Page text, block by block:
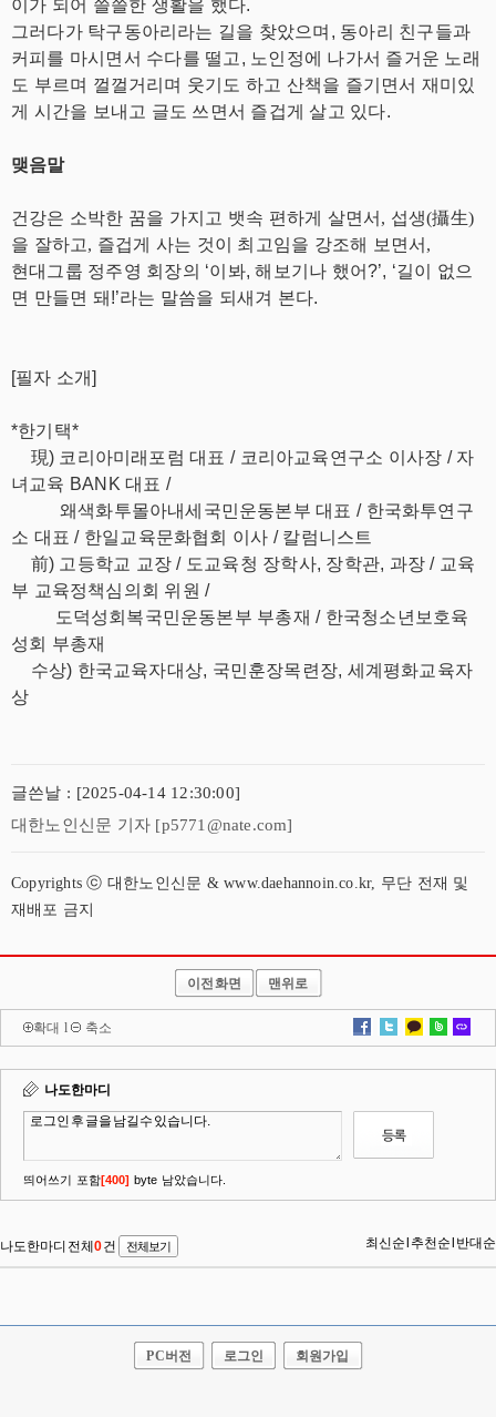
이가 되어 쓸쓸한 생활을 했다.
그러다가 탁구동아리라는 길을 찾았으며, 동아리 친구들과
커피를 마시면서 수다를 떨고, 노인정에 나가서 즐거운 노래
도 부르며 껄껄거리며 웃기도 하고 산책을 즐기면서 재미있
게 시간을 보내고 글도 쓰면서 즐겁게 살고 있다.
맺음말
건강은 소박한 꿈을 가지고 뱃속 편하게 살면서, 섭생(攝生)
을 잘하고, 즐겁게 사는 것이 최고임을 강조해 보면서,
현대그룹 정주영 회장의 ‘이봐, 해보기나 했어?’, ‘길이 없으
면 만들면 돼!’라는 말씀을 되새겨 본다.
[필자 소개]
*한기택*
現) 코리아미래포럼 대표 / 코리아교육연구소 이사장 / 자
녀교육 BANK 대표 /
왜색화투몰아내세국민운동본부 대표 / 한국화투연구
소 대표 / 한일교육문화협회 이사 / 칼럼니스트
前) 고등학교 교장 / 도교육청 장학사, 장학관, 과장/ 교육
부 교육정책심의회 위원 /
도덕성회복국민운동본부 부총재/ 한국청소년보호육
성회 부총재
수상) 한국교육자대상, 국민훈장목련장, 세계평화교육자
상
글쓴날 : [2025-04-14 12:30:00]
대한노인신문 기자 [p5771@nate.com]
Copyrights ⓒ 대한노인신문 & www.daehannoin.co.kr, 무단 전재 및
재배포 금지
이전화면 맨위로
확대 l 축소
PC버전 로그인 회원가입